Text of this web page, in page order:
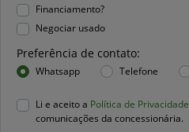
Financiamento?
Negociar usado
Preferência de contato:
Whatsapp Telefone
Li e aceito a Política de Privacidade
comunicações da concessionária.